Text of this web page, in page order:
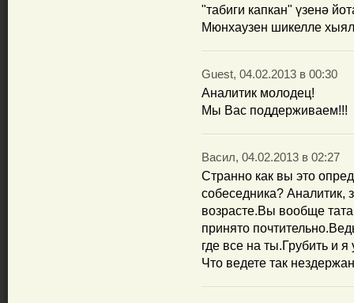
"табиги капкан" үзенә
Мюнхаузен шикелле
Guest, 04.02.2013 в 00:30
Аналитик молодец!
Мы Вас поддерживаем!!!
Васил, 04.02.2013 в 02:27
Странно как вы это
собеседника? Аналитик,
возрасте.Вы вообще
принято
где все на ты.Грубить и
Что ведете так